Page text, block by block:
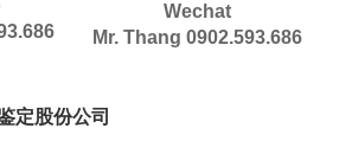
​Wechat
Mr. Thang 0902.593.686
定股份公司